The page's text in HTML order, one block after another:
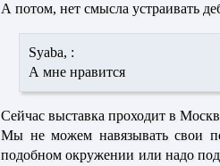
А потом, нет смысла устраивать
Syaba, :
А мне нравится
Сейчас выставка проходит в
Мы не можем навязывать свои
подобном окружении или надо